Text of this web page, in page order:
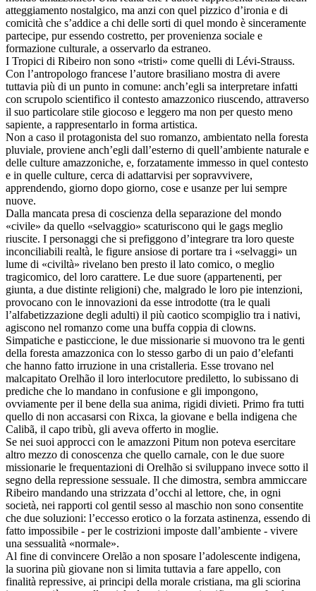
atteggiamento nostalgico, ma anzi con quel pizzico d’ironia e di
comicità che s’addice a chi delle sorti di quel mondo è sinceramente
partecipe, pur essendo costretto, per provenienza sociale e
formazione culturale, a osservarlo da estraneo.
I Tropici di Ribeiro non sono «tristi» come quelli di Lévi-Strauss.
Con l’antropologo francese l’autore brasiliano mostra di avere
tuttavia più di un punto in comune: anch’egli sa interpretare infatti
con scrupolo scientifico il contesto amazzonico riuscendo, attraverso
il suo particolare stile giocoso e leggero ma non per questo meno
sapiente, a rappresentarlo in forma artistica.
Non a caso il protagonista del suo romanzo, ambientato nella foresta
pluviale, proviene anch’egli dall’esterno di quell’ambiente naturale e
delle culture amazzoniche, e, forzatamente immesso in quel contesto
e in quelle culture, cerca di adattarvisi per sopravvivere,
apprendendo, giorno dopo giorno, cose e usanze per lui sempre
nuove.
Dalla mancata presa di coscienza della separazione del mondo
«civile» da quello «selvaggio» scaturiscono qui le gags meglio
riuscite. I personaggi che si prefiggono d’integrare tra loro queste
inconciliabili realtà, le figure ansiose di portare tra i «selvaggi» un
lume di «civiltà» rivelano ben presto il lato comico, o meglio
tragicomico, del loro carattere. Le due suore (appartenenti, per
giunta, a due distinte religioni) che, malgrado le loro pie intenzioni,
provocano con le innovazioni da esse introdotte (tra le quali
l’alfabetizzazione degli adulti) il più caotico scompiglio tra i nativi,
agiscono nel romanzo come una buffa coppia di clowns.
Simpatiche e pasticcione, le due missionarie si muovono tra le genti
della foresta amazzonica con lo stesso garbo di un paio d’elefanti
che hanno fatto irruzione in una cristalleria. Esse trovano nel
malcapitato Orelhão il loro interlocutore prediletto, lo subissano di
prediche che lo mandano in confusione e gli impongono,
ovviamente per il bene della sua anima, rigidi divieti. Primo fra tutti
quello di non accasarsi con Rixca, la giovane e bella indigena che
Calibã, il capo tribù, gli aveva offerto in moglie.
Se nei suoi approcci con le amazzoni Pitum non poteva esercitare
altro mezzo di conoscenza che quello carnale, con le due suore
missionarie le frequentazioni di Orelhão si sviluppano invece sotto il
segno della repressione sessuale. Il che dimostra, sembra ammiccare
Ribeiro mandando una strizzata d’occhi al lettore, che, in ogni
società, nei rapporti col gentil sesso al maschio non sono consentite
che due soluzioni: l’eccesso erotico o la forzata astinenza, essendo di
fatto impossibile - per le costrizioni imposte dall’ambiente - vivere
una sessualità «normale».
Al fine di convincere Orelão a non sposare l’adolescente indigena,
la suorina più giovane non si limita tuttavia a fare appello, con
finalità repressive, ai principi della morale cristiana, ma gli sciorina